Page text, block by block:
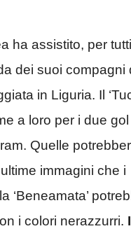
ha assistito, per
dei suoi compagni
in Liguria. Il
a loro per i due
Quelle
immagini che i
‘Beneamata’
i colori nerazzurri.